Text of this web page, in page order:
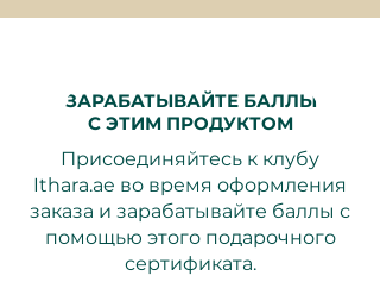
историю, текущие симптомы и
традиционной китайской
медицины (анализ языка и
пульса)
Персонализированное
акупунктурное лечение,
разработанное
сертифицированным
ЗАРАБАТЫВАЙТЕ БАЛЛЫ
С ЭТИМ ПРОДУКТОМ
Присоединяйтесь к клубу
Ithara.ae во время оформления
заказа и зарабатывайте баллы с
помощью этого подарочного
сертификата.